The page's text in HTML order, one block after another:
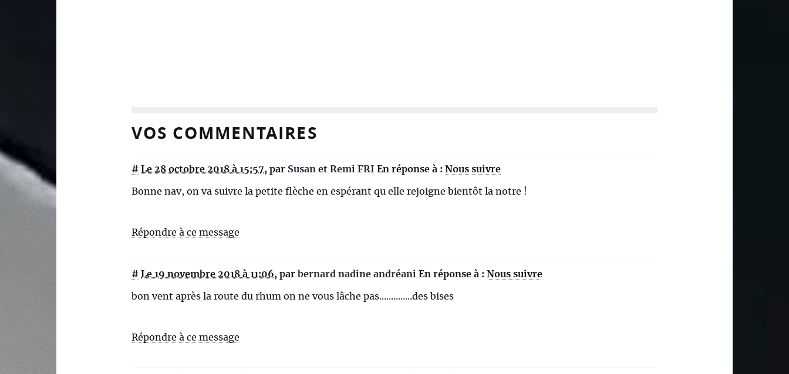
VOS COMMENTAIRES
# Le 28 octobre 2018 à 15:57, par Susan et Remi FRI En réponse à : Nous suivre
Bonne nav, on va suivre la petite flèche en espérant qu elle rejoigne bientôt la notre !
Répondre à ce message
# Le 19 novembre 2018 à 11:06, par bernard nadine andréani En réponse à : Nous suivre
bon vent après la route du rhum on ne vous lâche pas..............des bises
Répondre à ce message